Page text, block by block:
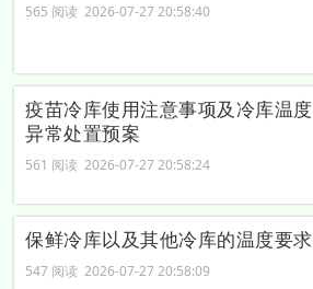
565 阅读 2026-07-27 20:58:40
疫苗冷库使用注意事项及冷库温度
异常处置预案
561 阅读 2026-07-27 20:58:24
保鲜冷库以及其他冷库的温度要求
547 阅读 2026-07-27 20:58:09